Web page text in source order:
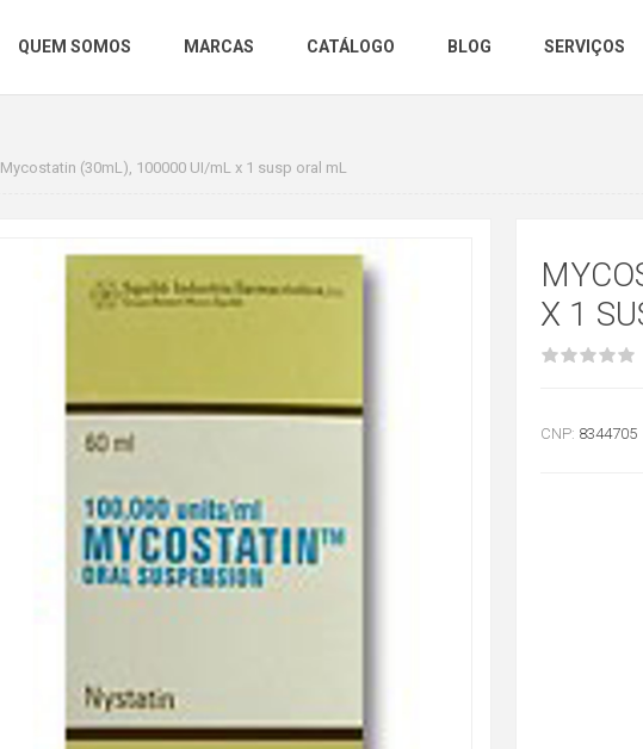
QUEM SOMOS MARCAS CATÁLOGO BLOG SERVIÇOS
Mycostatin (30mL), 100000 UI/mL x 1 susp oral mL
X 1
CNP: 8344705